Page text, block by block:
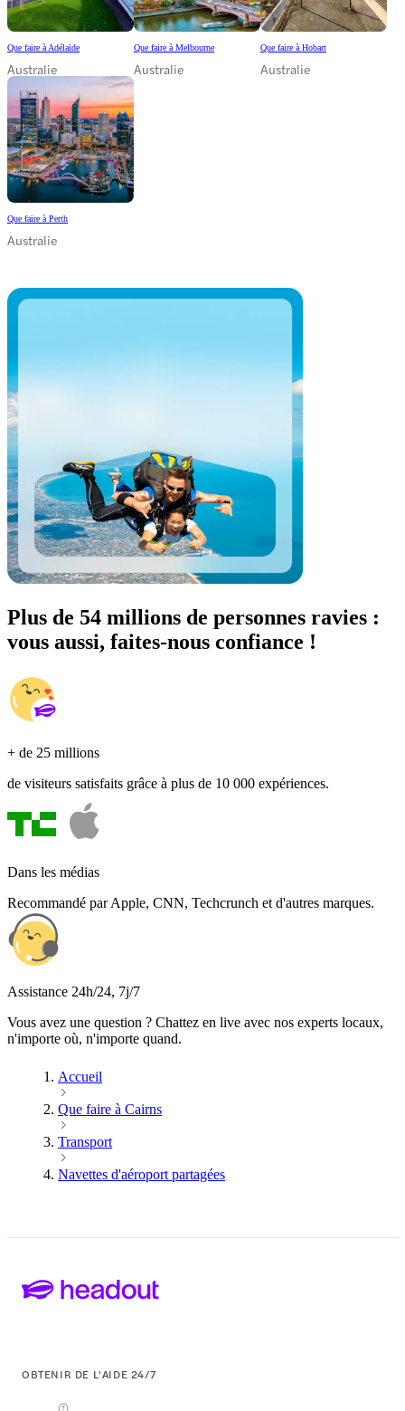
Que faire à Adélaïde
Australie
Que faire à Melbourne
Australie
Que faire à Hobart
Australie
Que faire à Perth
Australie
Plus de 54 millions de personnes ravies :
vous aussi, faites-nous confiance !
+ de 25 millions
de visiteurs satisfaits grâce à plus de 10 000 expériences.
Dans les médias
Recommandé par Apple, CNN, Techcrunch et d'autres marques.
Assistance 24h/24, 7j/7
Vous avez une question ? Chattez en live avec nos experts locaux,
n'importe où, n'importe quand.
Accueil
Que faire à Cairns
Transport
Navettes d'aéroport partagées
OBTENIR DE L'AIDE 24/7